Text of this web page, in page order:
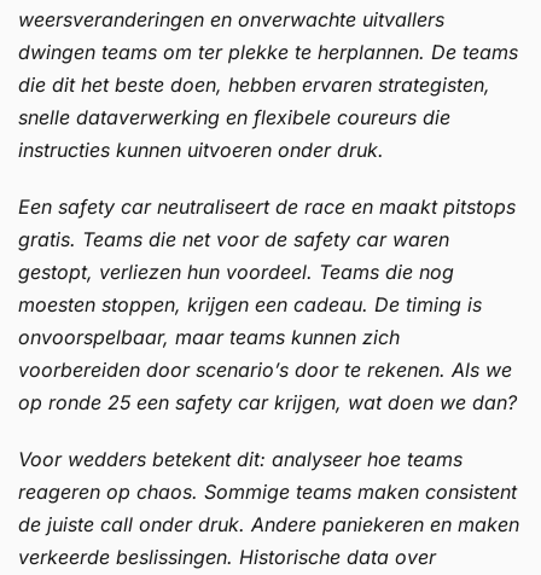
weersveranderingen en onverwachte uitvallers
dwingen teams om ter plekke te herplannen. De teams
die dit het beste doen, hebben ervaren strategisten,
snelle dataverwerking en flexibele coureurs die
instructies kunnen uitvoeren onder druk.
Een safety car neutraliseert de race en maakt pitstops
gratis. Teams die net voor de safety car waren
gestopt, verliezen hun voordeel. Teams die nog
moesten stoppen, krijgen een cadeau. De timing is
onvoorspelbaar, maar teams kunnen zich
voorbereiden door scenario’s door te rekenen. Als we
op ronde 25 een safety car krijgen, wat doen we dan?
Voor wedders betekent dit: analyseer hoe teams
reageren op chaos. Sommige teams maken consistent
de juiste call onder druk. Andere paniekeren en maken
verkeerde beslissingen. Historische data over